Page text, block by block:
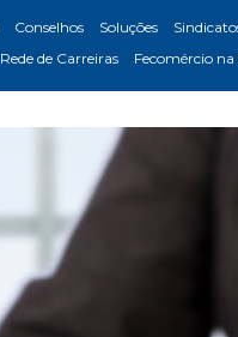
Conselhos Soluções
Rede de Carreiras Fecomércio na